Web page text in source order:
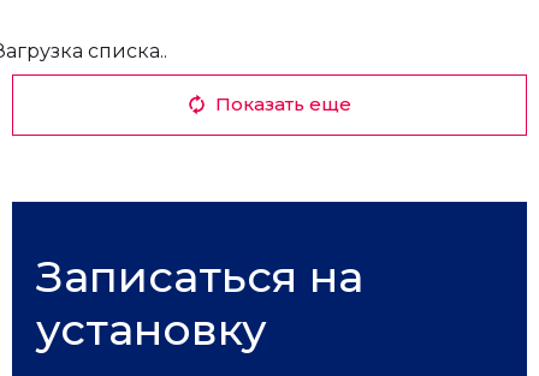
списка..
Показать еще
Записаться на
установку